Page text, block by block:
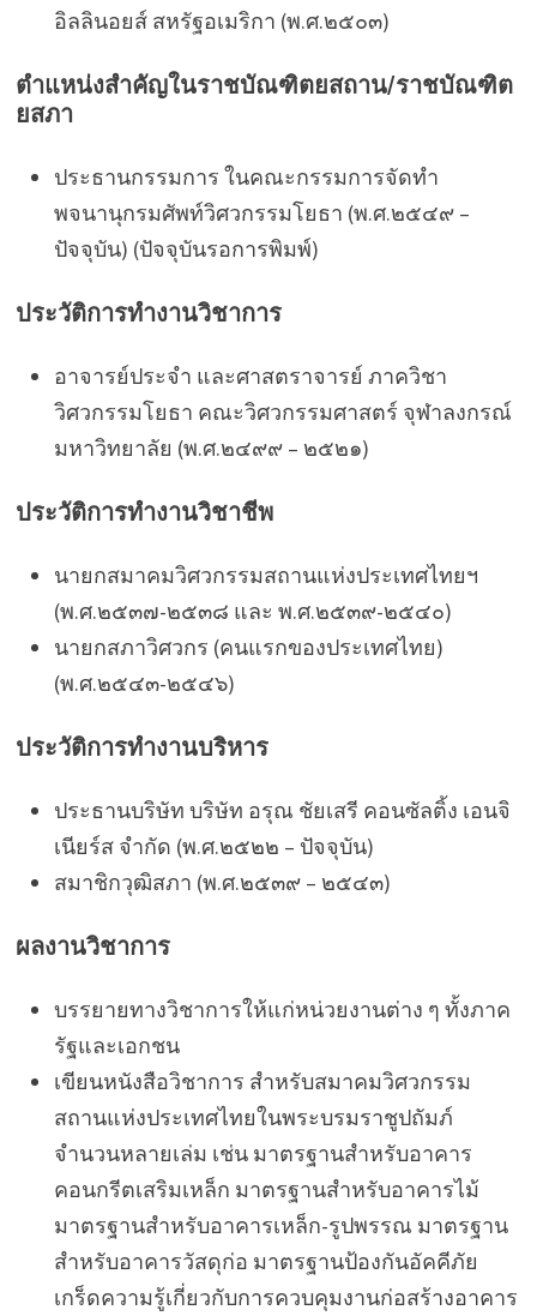
อิลลินอยส์ สหรัฐอเมริกา (พ.ศ.๒๕๐๓)
ตำแหน่งสำคัญในราชบัณฑิตยสถาน/ราชบัณฑิต
ยสภา
ประธานกรรมการ ในคณะกรรมการจัดทำ
พจนานุกรมศัพท์วิศวกรรมโยธา (พ.ศ.๒๕๔๙ –
ปัจจุบัน) (ปัจจุบันรอการพิมพ์)
ประวัติการทำงานวิชาการ
อาจารย์ประจำ และศาสตราจารย์ ภาควิชา
วิศวกรรมโยธา คณะวิศวกรรมศาสตร์ จุฬาลงกรณ์
มหาวิทยาลัย (พ.ศ.๒๔๙๙ – ๒๕๒๑)
ประวัติการทำงานวิชาชีพ
นายกสมาคมวิศวกรรมสถานแห่งประเทศไทยฯ
(พ.ศ.๒๕๓๗-๒๕๓๘ และ พ.ศ.๒๕๓๙-๒๕๔๐)
นายกสภาวิศวกร (คนแรกของประเทศไทย)
(พ.ศ.๒๕๔๓-๒๕๔๖)
ประวัติการทำงานบริหาร
ประธานบริษัท บริษัท อรุณ ชัยเสรี คอนซัลติ้ง เอนจิ
เนียร์ส จำกัด (พ.ศ.๒๕๒๒ – ปัจจุบัน)
สมาชิกวุฒิสภา (พ.ศ.๒๕๓๙ – ๒๕๔๓)
ผลงานวิชาการ
บรรยายทางวิชาการให้แก่หน่วยงานต่าง ๆ ทั้งภาค
รัฐและเอกชน
เขียนหนังสือวิชาการ สำหรับสมาคมวิศวกรรม
สถานแห่งประเทศไทยในพระบรมราชูปถัมภ์
จำนวนหลายเล่ม เช่น มาตรฐานสำหรับอาคาร
คอนกรีตเสริมเหล็ก มาตรฐานสำหรับอาคารไม้
มาตรฐานสำหรับอาคารเหล็ก-รูปพรรณ มาตรฐาน
สำหรับอาคารวัสดุก่อ มาตรฐานป้องกันอัคคีภัย
เกร็ดความรู้เกี่ยวกับการควบคุมงานก่อสร้างอาคาร